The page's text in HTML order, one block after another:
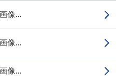
像...
像...
像...